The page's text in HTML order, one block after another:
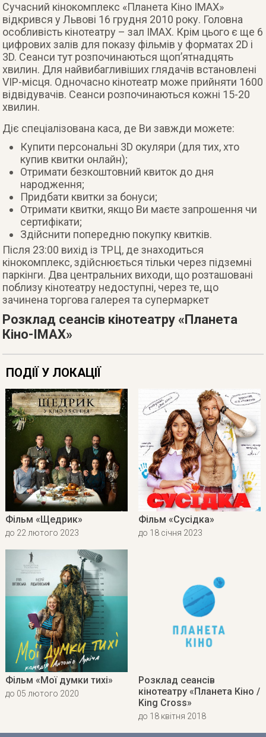
Сучасний кінокомплекс «Планета Кіно IMAX»
відкрився у Львові 16 грудня 2010 року. Головна
особливість кінотеатру – зал IMAX. Крім цього є ще 6
цифрових залів для показу фільмів у форматах 2D і
3D. Сеанси тут розпочинаються щоп’ятнадцять
хвилин. Для найвибагливіших глядачів встановлені
VIP-місця. Одночасно кінотеатр може прийняти 1600
відвідувачів. Сеанси розпочинаються кожні 15-20
хвилин.
Діє спеціалізована каса, де Ви завжди можете:
Купити персональні 3D окуляри (для тих, хто
купив квитки онлайн);
Отримати безкоштовний квиток до дня
народження;
Придбати квитки за бонуси;
Отримати квитки, якщо Ви маєте запрошення чи
сертифікати;
Здійснити попередню покупку квитків.
Після 23:00 вихід із ТРЦ, де знаходиться
кінокомплекс, здійснюється тільки через підземні
паркінги. Два центральних виходи, що розташовані
поблизу кінотеатру недоступні, через те, що
зачинена торгова галерея та супермаркет
Розклад сеансів кінотеатру «Планета
Кіно-IMAX»
ПОДІЇ У ЛОКАЦІЇ
Фільм «Щедрик»
до 22 лютого 2023
Фільм «Сусідка»
до 18 січня 2023
Фільм «Мої думки тихі»
до 05 лютого 2020
Розклад сеансів
кінотеатру «Планета Кіно /
King Cross»
до 18 квітня 2018